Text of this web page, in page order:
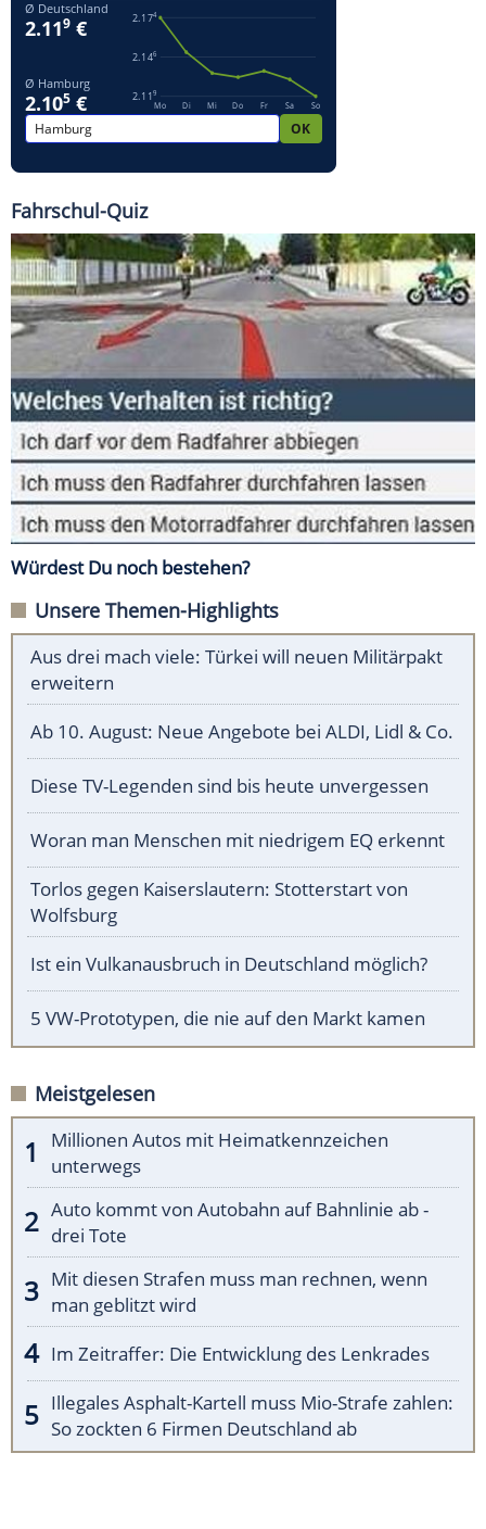
Fahrschul-Quiz
Würdest Du noch bestehen?
Unsere Themen-Highlights
Aus drei mach viele: Türkei will neuen Militärpakt
erweitern
Ab 10. August: Neue Angebote bei ALDI, Lidl & Co.
Diese TV-Legenden sind bis heute unvergessen
Woran man Menschen mit niedrigem EQ erkennt
Torlos gegen Kaiserslautern: Stotterstart von
Wolfsburg
Ist ein Vulkanausbruch in Deutschland möglich?
5 VW-Prototypen, die nie auf den Markt kamen
Meistgelesen
Millionen Autos mit Heimatkennzeichen
unterwegs
Auto kommt von Autobahn auf Bahnlinie ab -
drei Tote
Mit diesen Strafen muss man rechnen, wenn
man geblitzt wird
Im Zeitraffer: Die Entwicklung des Lenkrades
Illegales Asphalt-Kartell muss Mio-Strafe zahlen:
So zockten 6 Firmen Deutschland ab